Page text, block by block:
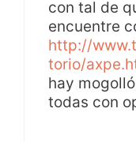
con tal de
encuentre
http://
torio/
hay
todas con